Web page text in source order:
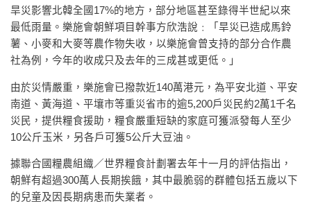
旱災影響北韓全國17%的地方，部分地區甚至錄得半世紀以來
最低雨量。樂施會朝鮮項目幹事方欣浩說﹕「旱災已造成馬鈴
薯、小麥和大麥等農作物失收，以樂施會曾支持的部分合作農
社為例，今年的收成只及去年的三成甚或更低。」
由於災情嚴重，樂施會已撥款近140萬港元，為平安北道、平安
南道、黃海道、平壤市等重災省市的逾5,200戶災民約2萬1千名
災民，提供糧食援助，糧食嚴重短缺的家庭可獲派發每人至少
10公斤玉米，另各戶可獲5公斤大豆油。
據聯合國糧農組織／世界糧食計劃署去年十一月的評估指出，
朝鮮有超過300萬人長期挨餓，其中最脆弱的群體包括五歲以下
的兒童及因長期病患而失業者。